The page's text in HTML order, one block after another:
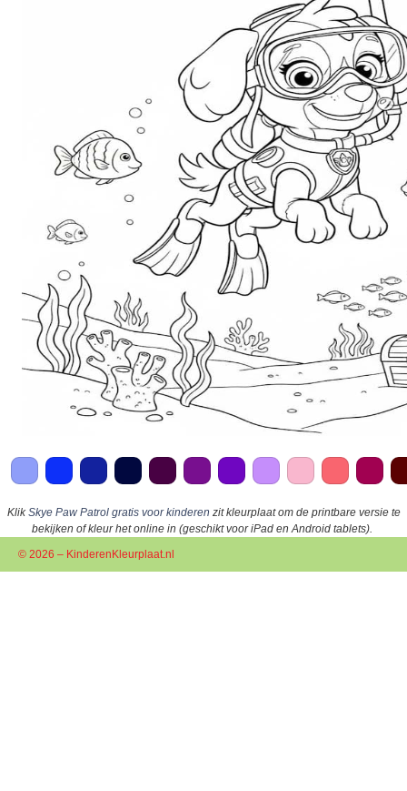
KlikSkye Paw Patrol gratis voor kinderen zit kleurplaat om de printbare versie te
bekijken of kleur het online in (geschikt voor iPad en Android tablets).
© 2026 – KinderenKleurplaat.nl